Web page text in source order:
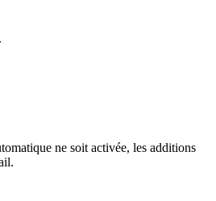
.
ne soit activée, les additions